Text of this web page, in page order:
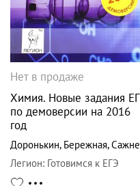
Нет в продаже
Химия. Новые задания
по демоверсии на 2016
год
Доронькин, Бережная,
Легион: Готовимся к ЕГЭ